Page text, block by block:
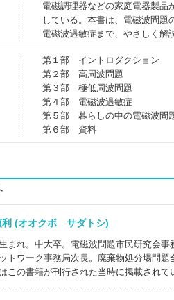
電磁調理器などの家庭電器製品
している。本書は、電磁波問題
電磁波過敏症まで、やさしく解
第１部 イントロダクション
第２部 高周波問題
第３部 極低周波問題
第４部 電磁波過敏症
第５部 暮らしの中の電磁波問
第６部 資料
利 (オオクボ サダトシ)
まれ。中大卒。電磁波問題市民研究会
トワーク事務局次長。廃棄物処分場問
この書籍が刊行された当時に掲載されて